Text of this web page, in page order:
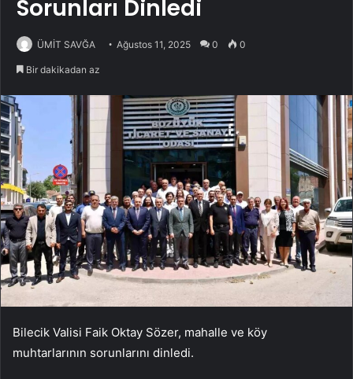
Sorunları Dinledi
ÜMİT SAVĞA Ağustos 11, 2025 0 0
Bir dakikadan az
Bilecik Valisi Faik Oktay Sözer, mahalle ve köy
muhtarlarının sorunlarını dinledi.